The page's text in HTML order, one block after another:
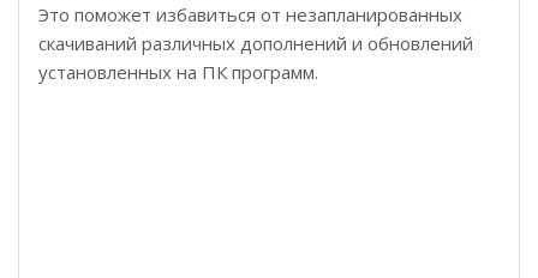
Это поможет избавиться от незапланированных
скачиваний различных дополнений и обновлений
установленных на ПК программ.